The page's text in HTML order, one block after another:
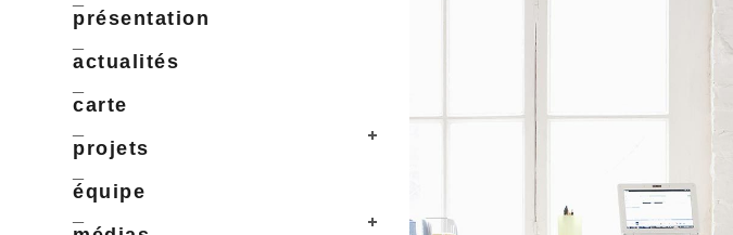
présentation
actualités
carte
projets
équipe